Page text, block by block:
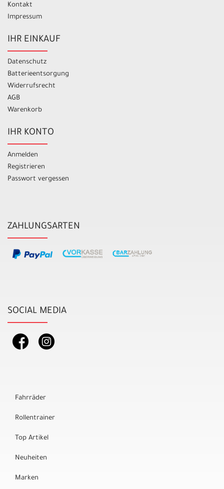
Kontakt
Impressum
IHR EINKAUF
Datenschutz
Batterieentsorgung
Widerrufsrecht
AGB
Warenkorb
IHR KONTO
Anmelden
Registrieren
Passwort vergessen
ZAHLUNGSARTEN
SOCIAL MEDIA
Fahrräder
Rollentrainer
Top Artikel
Neuheiten
Marken